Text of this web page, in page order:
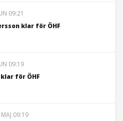
09:21
klar för ÖHF
09:19
för ÖHF
09:19